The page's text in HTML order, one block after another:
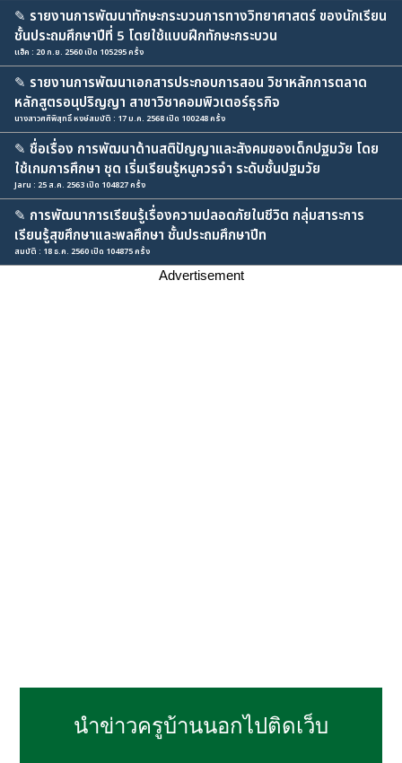
✎ รายงานการพัฒนาทักษะกระบวนการทางวิทยาศาสตร์ ของนักเรียน
ชั้นประถมศึกษาปีที่ 5 โดยใช้แบบฝึกทักษะกระบวน
แฮ็ค : 20 ก.ย. 2560 เปิด 105295 ครั้ง
✎ รายงานการพัฒนาเอกสารประกอบการสอน วิชาหลักการตลาด
หลักสูตรอนุปริญญา สาขาวิชาคอมพิวเตอร์ธุรกิจ
นางสาวศศิพิสุทธิ์ หงษ์สมบัติ : 17 ม.ค. 2568 เปิด 100248 ครั้ง
✎ ชื่อเรื่อง การพัฒนาด้านสติปัญญาและสังคมของเด็กปฐมวัย โดย
ใช้เกมการศึกษา ชุด เริ่มเรียนรู้หนูควรจำ ระดับชั้นปฐมวัย
Jaru : 25 ส.ค. 2563 เปิด 104827 ครั้ง
✎ การพัฒนาการเรียนรู้เรื่องความปลอดภัยในชีวิต กลุ่มสาระการ
เรียนรู้สุขศึกษาและพลศึกษา ชั้นประถมศึกษาปีท
สมบัติ : 18 ธ.ค. 2560 เปิด 104875 ครั้ง
Advertisement
นำข่าวครูบ้านนอกไปติดเว็บ